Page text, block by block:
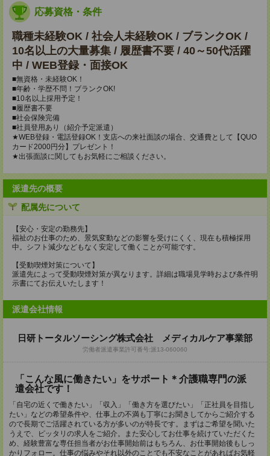
応募資格・条件
職種未経験OK / 社会人未経験OK / ブランクOK /
10名以上の大量募集 / 履歴書不要 / 40～50代活躍
中 / WEB登録・面接OK
■無資格・未経験OK！
■年齢・学歴不問！ブランクOK!
■10名以上採用予定！
■履歴書不要
■社会保険完備
■社員登用あり（紹介予定派遣）
★WEB登録・電話登録OK！支店への来社面談の場合、交通費として【QUO
カード2000円分】プレゼント！
★出張面談に関してもお気軽にご相談ください。
派遣先の概要
配属先について
【安心・安定の勤務先】
福祉のお仕事のため、景気変動などの影響を受けにくく、現在も積極採用
中。シフト減少などもなく安定して働くことが可能です。
【受動喫煙対策について】
派遣先によって受動喫煙対策が異なります。詳細は職場見学時および条件明
示書にてお伝えいたします！
派遣会社情報
日研トータルソーシング株式会社 メディカルケア事業部
労働者派遣事業許可番号:派13-060060
「こんな風に働きたい」をサポート＊介護職専門の派
遣会社です！
「自宅の近くで働きたい」「収入」「働き方を選びたい」「正社員を目指し
たい」などの希望条件や、仕事上の不満も丁寧にお聞きしてからご紹介する
ので長期でご活躍されている方が多いのが特長です。まずはご希望を聞いた
うえで、ピッタリの求人をご紹介。また安心してお仕事を続けていただくた
め、経験豊富な専任担当者がお仕事開始前はもちろん、お仕事開始後もしっ
かりフォロー。仕事の悩みやそれ以外のことでも不安なことがあればお気軽